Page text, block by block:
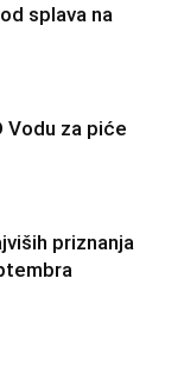
splava na
Vodu za piće
priznanja